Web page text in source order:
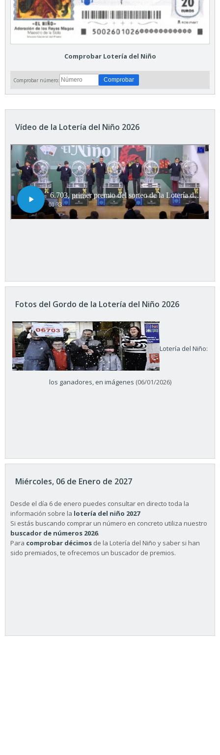
Comprobar Lotería del Niño
Comprobar número:
Vídeo de la Lotería del Niño 2026
Fotos del Gordo de la Lotería del Niño 2026
Lotería del Niño:
los ganadores, en imágenes (06/01/2026)
Miércoles, 06 de Enero de 2027
Desde el día 6 de enero puedes consultar en directo toda la
información sobre la lotería del niño 2027
Si estás buscando comprar un número en concreto utiliza nuestro
buscador de números 2026.
Para comprobar décimos de la Lotería del Niño y saber si han
sido premiados, te ofrecemos un buscador de premios.